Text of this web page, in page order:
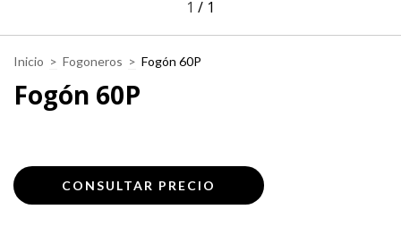
1 / 1
Inicio > Fogoneros > Fogón 60P
Fogón 60P